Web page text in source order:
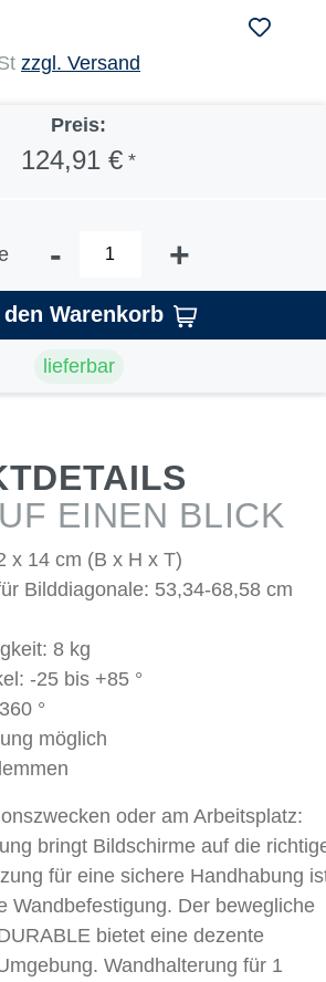
zzgl. Versand
Preis:
124,91 € *
- +
den Warenkorb
lieferbar
EINEN BLICK
x 14 cm (B x H x T)
Bilddiagonale: 53,34-68,58 cm
8 kg
-25 bis +85 °
°
möglich
oder am Arbeitsplatz:
bringt Bildschirme auf die
für eine sichere Handhabung
Wandbefestigung. Der bewegliche
bietet eine dezente
Wandhalterung für 1